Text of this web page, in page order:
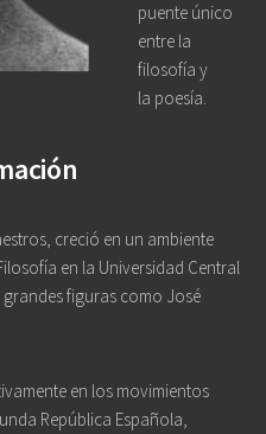
puente único
entre la
filosofía y
la poesía.
creció en un ambiente
en la Universidad Central
figuras como José
en los movimientos
República Española,